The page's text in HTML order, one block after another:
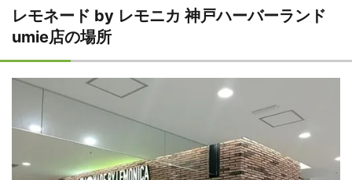
レモネード by レモニカ 神戸ハーバーランド
umie店の場所